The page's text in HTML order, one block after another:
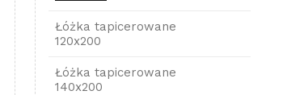
Łóżka tapicerowane
120x200
Łóżka tapicerowane
140x200